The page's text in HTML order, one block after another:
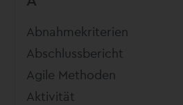
Abnahmekriterien
Abschlussbericht
Agile Methoden
Aktivität